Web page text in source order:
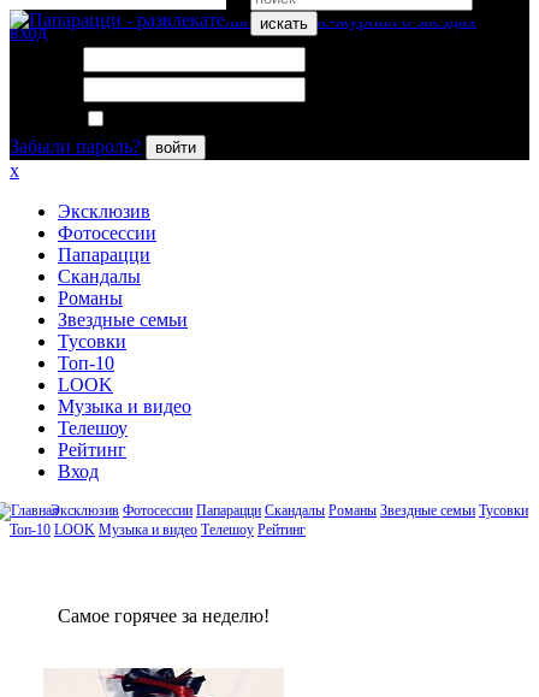
искать
вход
Забыли пароль?
войти
x
Эксклюзив
Фотосессии
Папарацци
Скандалы
Романы
Звездные семьи
Тусовки
Топ-10
LOOK
Музыка и видео
Телешоу
Рейтинг
Вход
Эксклюзив Фотосессии Папарацци Скандалы Романы Звездные семьи Тусовки
Топ-10 LOOK Музыка и видео Телешоу Рейтинг
Сaмое гoрячее за неделю!